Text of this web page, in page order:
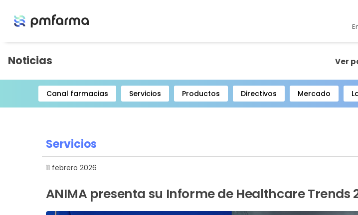
Noticias Ver
Canal farmacias Servicios Productos Directivos Mercado
Item
Servicios
11 febrero 2026
ANIMA presenta su Informe de Healthcare Trends